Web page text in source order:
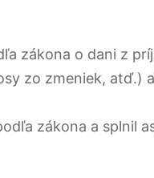
zákona o dani z
zo zmeniek, atď.)
zákona a splnil